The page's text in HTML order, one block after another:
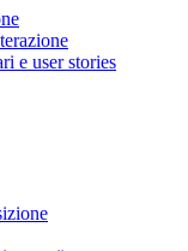
e user stories